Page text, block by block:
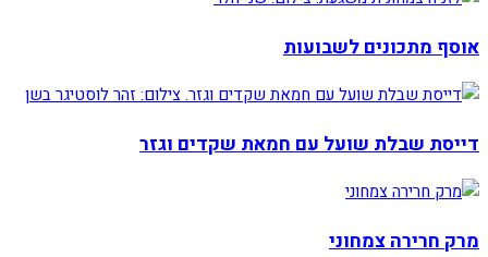
אוסף מתכונים לשבועות
דייסת שבלת שועל עם חמאת שקדים וגזר
מרק חרירה צמחוני